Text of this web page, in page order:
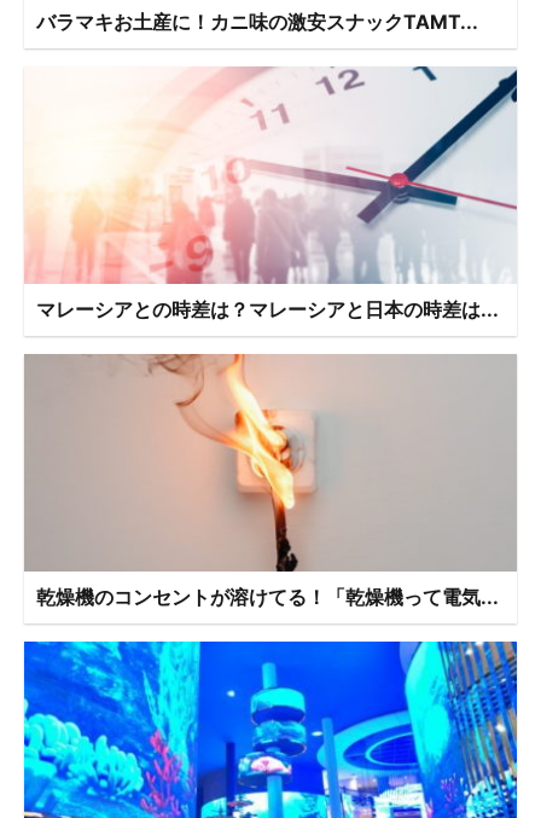
バラマキお土産に！カニ味の激安スナックTAMT...
マレーシアとの時差は？マレーシアと日本の時差は...
乾燥機のコンセントが溶けてる！「乾燥機って電気...